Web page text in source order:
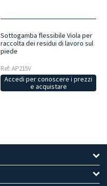
Sottogamba flessibile Viola per
raccolta dei residui di lavoro sul
piede
Ref: AP215V
Accedi per conoscere i prezzi
e acquistare